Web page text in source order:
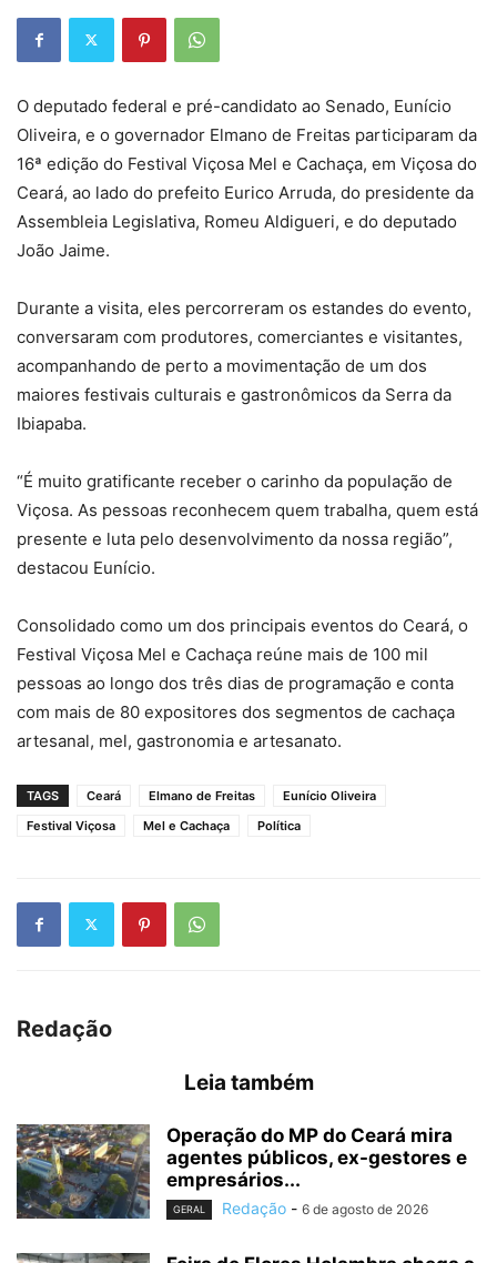
O deputado federal e pré-candidato ao Senado, Eunício
Oliveira, e o governador Elmano de Freitas participaram da
16ª edição do Festival Viçosa Mel e Cachaça, em Viçosa do
Ceará, ao lado do prefeito Eurico Arruda, do presidente da
Assembleia Legislativa, Romeu Aldigueri, e do deputado
João Jaime.
Durante a visita, eles percorreram os estandes do evento,
conversaram com produtores, comerciantes e visitantes,
acompanhando de perto a movimentação de um dos
maiores festivais culturais e gastronômicos da Serra da
Ibiapaba.
“É muito gratificante receber o carinho da população de
Viçosa. As pessoas reconhecem quem trabalha, quem está
presente e luta pelo desenvolvimento da nossa região”,
destacou Eunício.
Consolidado como um dos principais eventos do Ceará, o
Festival Viçosa Mel e Cachaça reúne mais de 100 mil
pessoas ao longo dos três dias de programação e conta
com mais de 80 expositores dos segmentos de cachaça
artesanal, mel, gastronomia e artesanato.
TAGS Ceará Elmano de Freitas
Eunício Oliveira
Festival Viçosa
Mel e Cachaça Política
Redação
Leia também
Operação do MP do Ceará mira
agentes públicos, ex-gestores e
empresários...
GERAL Redação - 6 de agosto de 2026